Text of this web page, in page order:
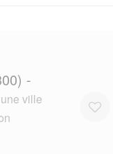
-
ville